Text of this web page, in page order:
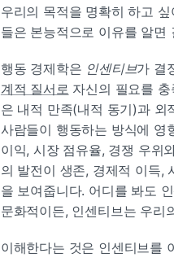
우리의 목적을 명확히 하고
들은 본능적으로 이유를 알면
행동 경제학은 인센티브가 결
계적 질서로 자신의 필요를 충
은 내적 만족(내적 동기)과 외
사람들이 행동하는 방식에 영
이익, 시장 점유율, 경쟁 우위
의 발전이 생존, 경제적 이득,
을 보여줍니다. 어디를 봐도
문화적이든, 인센티브는 우리
이해한다는 것은 인센티브를